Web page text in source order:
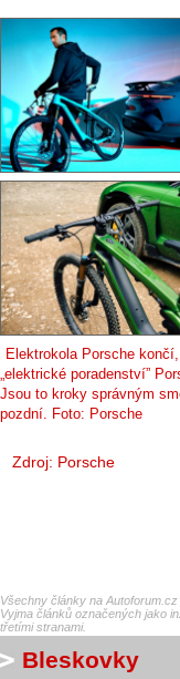
Elektrokola Porsche
„elektrické poradenství”
Jsou to kroky správným
pozdní. Foto: Porsche
Zdroj: Porsche
Všechny články na
Vyjma článků označených jako
třetími stranami.
Bleskovky